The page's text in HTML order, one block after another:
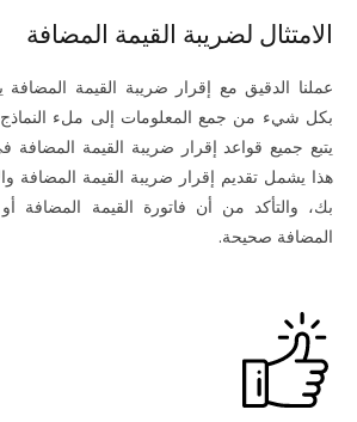
الامتثال لضريبة القيمة المضافة
عملنا الدقيق مع إقرار ضريبة القيمة المضافة
بكل شيء من جمع المعلومات إلى ملء
يتبع جميع قواعد إقرار ضريبة القيمة المضافة
هذا يشمل تقديم إقرار ضريبة القيمة المضافة
بك، والتأكد من أن فاتورة القيمة المضافة
المضافة صحيحة.